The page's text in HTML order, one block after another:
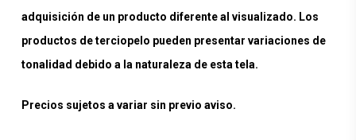
adquisición de un producto diferente al visualizado. Los
productos de terciopelo pueden presentar variaciones de
tonalidad debido a la naturaleza de esta tela.
Precios sujetos a variar sin previo aviso.